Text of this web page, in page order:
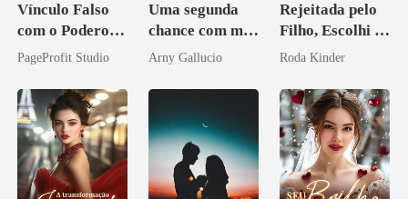
Vínculo Falso
com o Poderoso
Inimigo do Meu
PageProfit Studio
Uma segunda
chance com meu
amor bilionário
Arny Gallucio
Rejeitada pelo
Filho, Escolhi o
Don
Roda Kinder